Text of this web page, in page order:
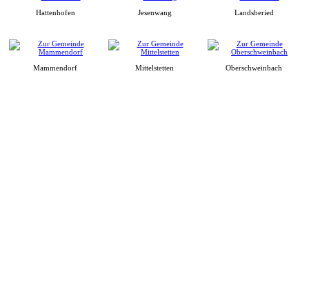
Hattenhofen Jesenwang Landsberied
Mammendorf Mittelstetten Oberschweinbach